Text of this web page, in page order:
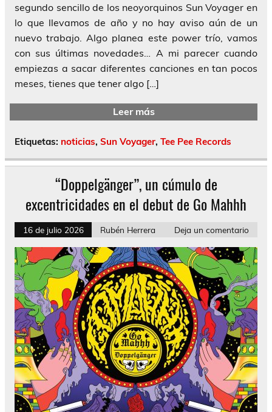
segundo sencillo de los neoyorquinos Sun Voyager en
lo que llevamos de año y no hay aviso aún de un
nuevo trabajo. Algo planea este power trío, vamos
con sus últimas novedades… A mi parecer cuando
empiezas a sacar diferentes canciones en tan pocos
meses, tienes que tener algo […]
Leer más
Etiquetas: noticias, Sun Voyager, Tee Pee Records
“Doppelgänger”, un cúmulo de
excentricidades en el debut de Go Mahhh
16 de julio 2026 Rubén Herrera Deja un comentario